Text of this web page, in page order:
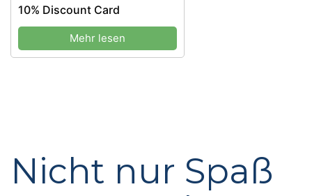
10% Discount Card
Mehr lesen
Nicht nur Spaß